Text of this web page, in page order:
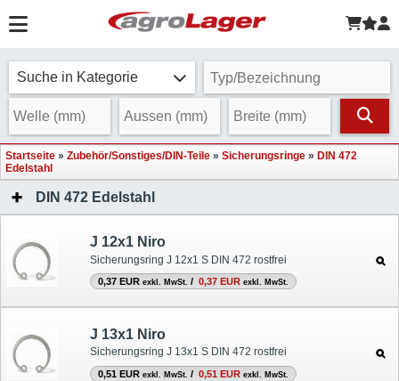
Suche in Kategorie
Startseite » Zubehör/Sonstiges/DIN-Teile » Sicherungsringe » DIN 472
Edelstahl
DIN 472 Edelstahl
J 12x1 Niro
Sicherungsring J 12x1 S DIN 472 rostfrei
0,37 EUR exkl. MwSt. / 0,37 EUR exkl. MwSt.
J 13x1 Niro
Sicherungsring J 13x1 S DIN 472 rostfrei
0,51 EUR exkl. MwSt. / 0,51 EUR exkl. MwSt.